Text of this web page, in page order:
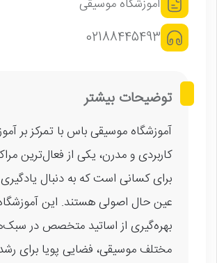
آموزشگاه موسیقی
02188445493
توضیحات بیشتر
آموزشگاه موسیقی باس با تمرکز بر
کاربردی و مدرن، یکی از فعال‌ترین
برای کسانی است که به دنبال
عین حال اصولی هستند. این
بهره‌گیری از اساتید متخصص در
مختلف موسیقی، فضایی پویا برای